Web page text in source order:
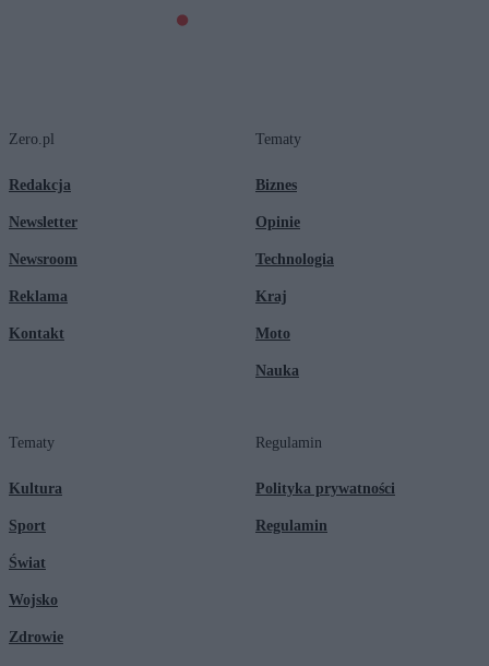
Zero.pl
Redakcja
Newsletter
Newsroom
Reklama
Kontakt
Tematy
Biznes
Opinie
Technologia
Kraj
Moto
Nauka
Tematy
Kultura
Sport
Świat
Wojsko
Zdrowie
Regulamin
Polityka prywatności
Regulamin